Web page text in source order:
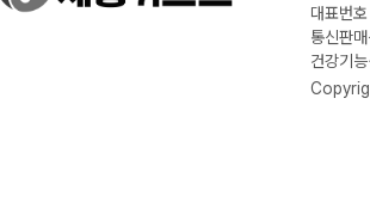
대표번
통신판
건강기